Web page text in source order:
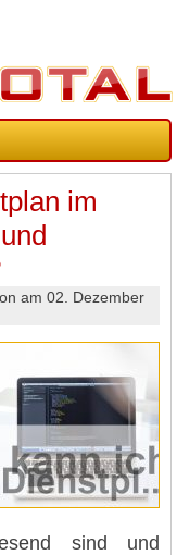
im
am 02. Dezember
sind und